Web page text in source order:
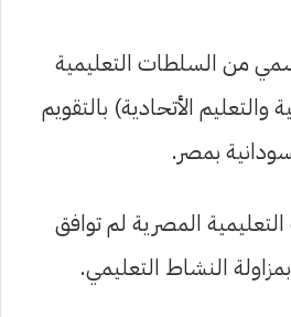
رسمي من السلطات التعليمية
والتعليم الأتحادية) بالتقويم
بمصر.
المصرية لم توافق
النشاط التعليمي.